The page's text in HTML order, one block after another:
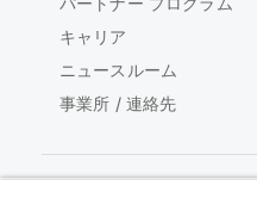
キャリア
ニュースルーム
事業所 / 連絡先